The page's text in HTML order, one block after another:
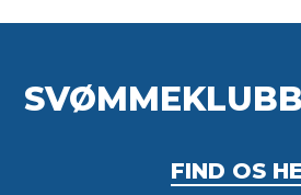
FIND OS